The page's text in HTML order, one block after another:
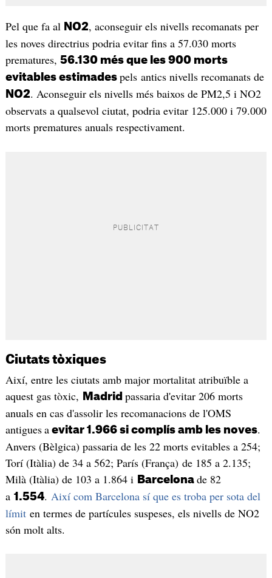
Pel que fa al NO2, aconseguir els nivells recomanats per
les noves directrius podria evitar fins a 57.030 morts
prematures, 56.130 més que les 900 morts
evitables estimades pels antics nivells recomanats de
NO2. Aconseguir els nivells més baixos de PM2,5 i NO2
observats a qualsevol ciutat, podria evitar 125.000 i 79.000
morts prematures anuals respectivament.
Ciutats tòxiques
Així, entre les ciutats amb major mortalitat atribuïble a
aquest gas tòxic,
Madrid passaria d'evitar 206 morts
anuals en cas d'assolir les recomanacions de l'OMS
antiguesaevitar 1.966 si complís amb les noves.
Anvers (Bèlgica) passaria de les 22 morts evitables a 254;
Torí (Itàlia) de 34 a 562; París (França) de 185 a 2.135;
Milà (Itàlia) de 103 a 1.864 i
Barcelona de 82
a 1.554. Així com Barcelona sí que es troba per sota del
límiten termes de partícules suspeses, els nivells de NO2
són molt alts.